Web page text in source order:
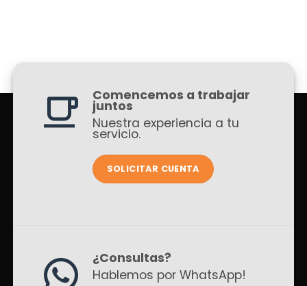
Comencemos a trabajar
juntos
Nuestra experiencia a tu
servicio.
SOLICITAR CUENTA
¿Consultas?
Hablemos por WhatsApp!